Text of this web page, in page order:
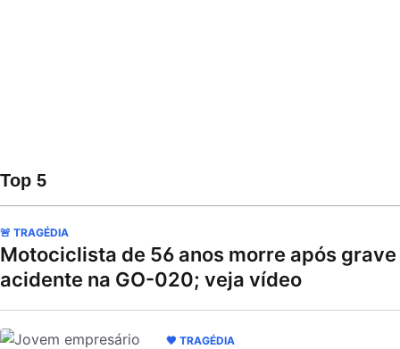
Top 5
🚨 TRAGÉDIA
Motociclista de 56 anos morre após grave
acidente na GO-020; veja vídeo
🖤 TRAGÉDIA